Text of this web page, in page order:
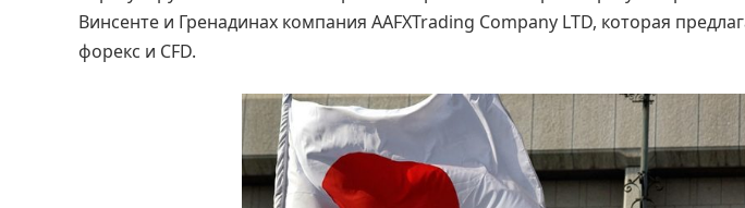
Винсенте и Гренадинах компания AAFXTrading Company LTD, которая
форекс и CFD.